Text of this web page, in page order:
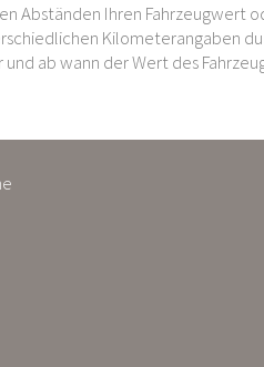
Abständen Ihren Fahrzeugwert
Kilometerangaben
ab wann der Wert des